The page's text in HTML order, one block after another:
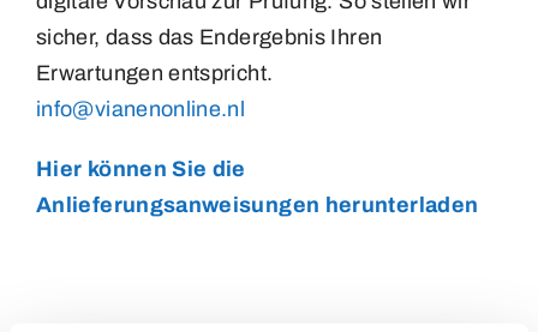
sicher, dass das Endergebnis Ihren
Erwartungen entspricht.
info@vianenonline.nl
Hier können Sie die
Anlieferungsanweisungen herunterladen